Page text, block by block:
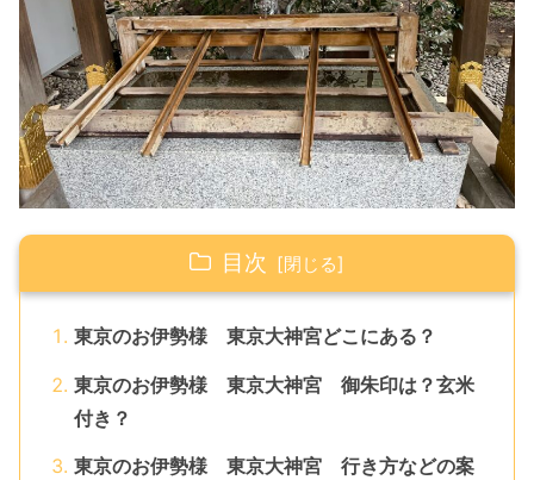
目次
東京のお伊勢様 東京大神宮どこにある？
東京のお伊勢様 東京大神宮 御朱印は？玄米
付き？
東京のお伊勢様 東京大神宮 行き方などの案